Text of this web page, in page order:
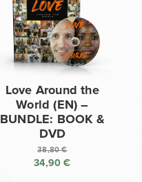
Love Around the
World (EN) –
BUNDLE: BOOK &
DVD
38,80€
Izvorna
34,90€